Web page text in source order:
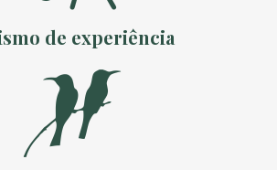
de experiência